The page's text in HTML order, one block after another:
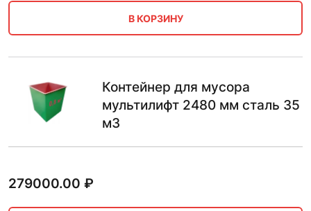
В КОРЗИНУ
Контейнер для мусора
мультилифт 2480 мм сталь 35
м3
279000.00 ₽